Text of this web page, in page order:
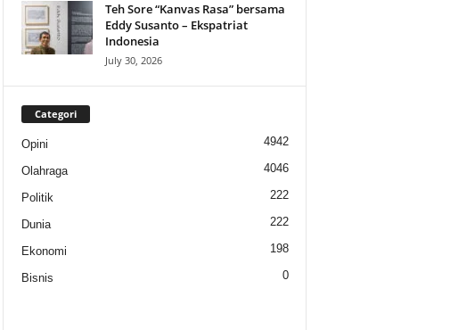
Teh Sore “Kanvas Rasa” bersama
Eddy Susanto – Ekspatriat
Indonesia
July 30, 2026
Categori
Opini 4942
Olahraga 4046
Politik 222
Dunia 222
Ekonomi 198
Bisnis 0